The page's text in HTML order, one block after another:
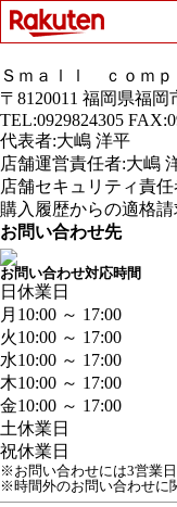
Ｓｍａｌｌ ｃｏｍｐ
〒8120011 福岡県福
TEL:0929824305
代表者:大嶋 洋平
店舗運営責任者:大嶋
店舗セキュリティ責
購入履歴からの適格
お問い合わせ先
お問い合わせ対応時間
日 休業日
月 10:00 ～ 17:00
火10:00 ～ 17:00
水10:00 ～ 17:00
木10:00 ～ 17:00
金10:00 ～ 17:00
土休業日
祝休業日
※お問い合わせには3営業日
※時間外のお問い合わせに